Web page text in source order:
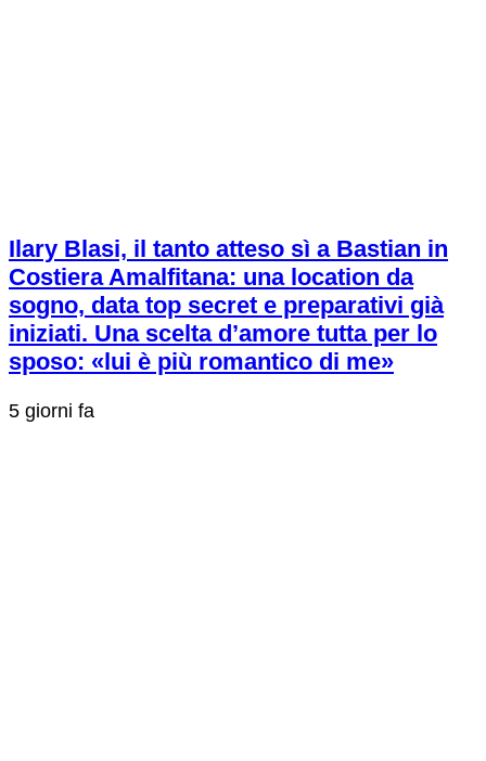
Ilary Blasi, il tanto atteso sì a Bastian in
Costiera Amalfitana: una location da
sogno, data top secret e preparativi già
iniziati. Una scelta d’amore tutta per lo
sposo: «lui è più romantico di me»
5 giorni fa